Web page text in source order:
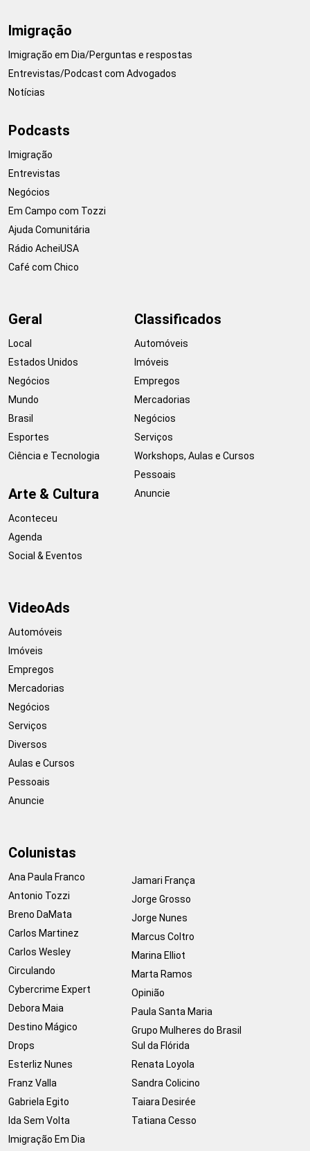
Imigração
Imigração em Dia/Perguntas e respostas
Entrevistas/Podcast com Advogados
Notícias
Podcasts
Imigração
Entrevistas
Negócios
Em Campo com Tozzi
Ajuda Comunitária
Rádio AcheiUSA
Café com Chico
Geral
Local
Estados Unidos
Negócios
Mundo
Brasil
Esportes
Ciência e Tecnologia
Arte & Cultura
Aconteceu
Agenda
Social & Eventos
Classificados
Automóveis
Imóveis
Empregos
Mercadorias
Negócios
Serviços
Workshops, Aulas e Cursos
Pessoais
Anuncie
VideoAds
Automóveis
Imóveis
Empregos
Mercadorias
Negócios
Serviços
Diversos
Aulas e Cursos
Pessoais
Anuncie
Colunistas
Ana Paula Franco
Antonio Tozzi
Breno DaMata
Carlos Martinez
Carlos Wesley
Circulando
Cybercrime Expert
Debora Maia
Destino Mágico
Drops
Esterliz Nunes
Franz Valla
Gabriela Egito
Ida Sem Volta
Imigração Em Dia
Jamari França
Jorge Grosso
Jorge Nunes
Marcus Coltro
Marina Elliot
Marta Ramos
Opinião
Paula Santa Maria
Grupo Mulheres do Brasil
Sul da Flórida
Renata Loyola
Sandra Colicino
Taiara Desirée
Tatiana Cesso